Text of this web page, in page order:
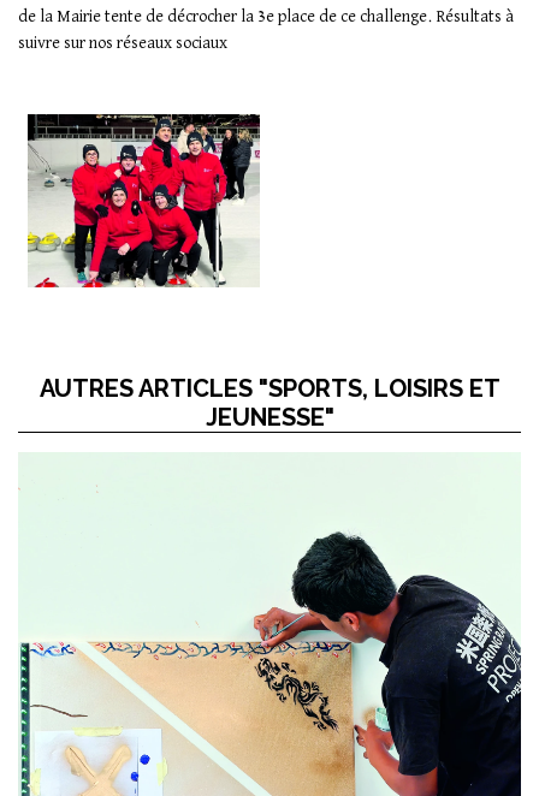
de la Mairie tente de décrocher la 3e place de ce challenge. Résultats à
suivre sur nos réseaux sociaux
AUTRES ARTICLES "SPORTS, LOISIRS ET
JEUNESSE"